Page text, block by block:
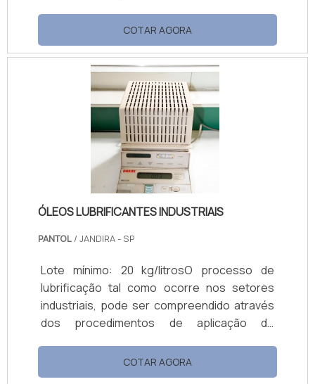
plásticas, pois ele permite que seja realizada
a moldagem da peça. É muito utilizado
também para fabricação de peças como
embalagens blister, bandejas para
transporte de peças, carenagens,
gabinetes e displays.Os materiais que são
mais utilizados neste processo PEAD; PSAI;
PET; ABS.O produto tem a capaci.
COTAR AGORA
ÓLEOS LUBRIFICANTES INDUSTRIAIS
PANTOL / JANDIRA - SP
Lote mínimo: 20 kg/litrosO processo de
lubrificação tal como ocorre nos setores
industriais, pode ser compreendido através
dos procedimentos de aplicação de
superfícies sólidas que exercem interação
através de contato físico, evitando-se,
COTAR AGORA